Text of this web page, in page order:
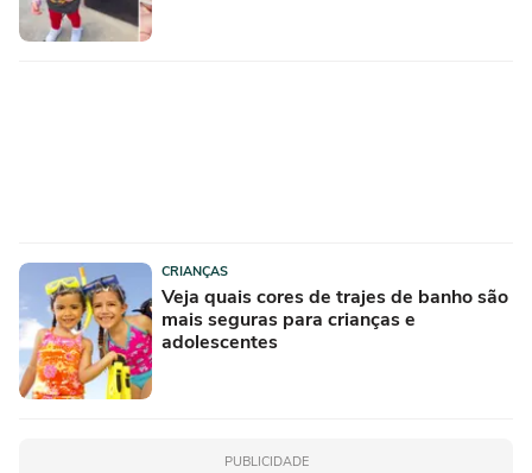
CRIANÇAS
Veja quais cores de trajes de banho são
mais seguras para crianças e
adolescentes
PUBLICIDADE